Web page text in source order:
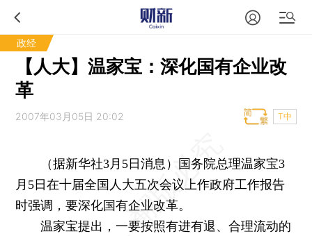
政经
【人大】温家宝：深化国有企业改
革
2007年03月05日 20:02 T中
（据新华社3月5日消息）国务院总理温家宝3
月5日在十届全国人大五次会议上作政府工作报告
时强调，要深化国有企业改革。
温家宝提出，一要按照有进有退、合理流动的